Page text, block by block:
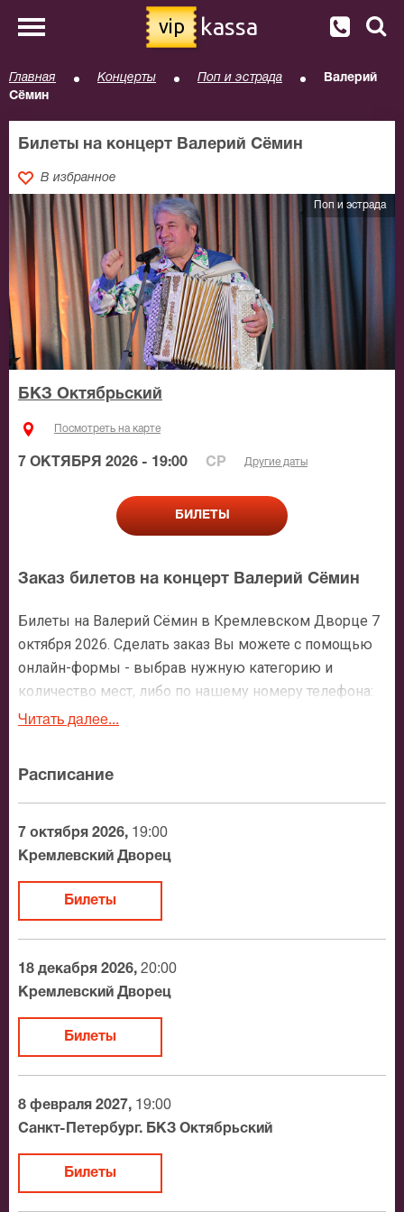
vip kassa
Главная Концерты Поп и эстрада
Валерий
Сёмин
Билеты на концерт Валерий Сёмин
В избранное
Поп и эстрада
БКЗ Октябрьский
Посмотреть на карте
7 ОКТЯБРЯ 2026 - 19:00 СР Другие даты
БИЛЕТЫ
Заказ билетов на концерт Валерий Сёмин
Билеты на Валерий Сёмин в Кремлевском Дворце 7
октября 2026. Сделать заказ Вы можете с помощью
онлайн-формы - выбрав нужную категорию и
количество мест, либо по нашему номеру телефона:
+7 (495) 921-35-00. После оформления заявки с Вами
мест в зрительном зале, о том как заказать билет и
утвердит адрес доставки.
Официальные билеты на Валерий Сёмин
После бронирования билетов, ожидайте доставку по
Москве в течение не более 2-х часов. Бесплатная
доставка билетов осуществляется в пределах МКАД
возле метро или в пешей доступности. Оплатить
заказ Вы можете с помощью:
Банковской картой
Наличными
Яндекс.Деньги
Qiwi
BitCoin
Читать далее...
Расписание
7 октября 2026, 19:00
Кремлевский Дворец
Билеты
18 декабря 2026, 20:00
Кремлевский Дворец
Билеты
8 февраля 2027, 19:00
Санкт-Петербург. БКЗ Октябрьский
Билеты